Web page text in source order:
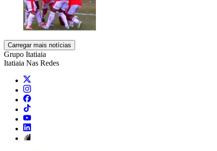
Carregar mais notícias
Grupo Itatiaia
Itatiaia Nas Redes